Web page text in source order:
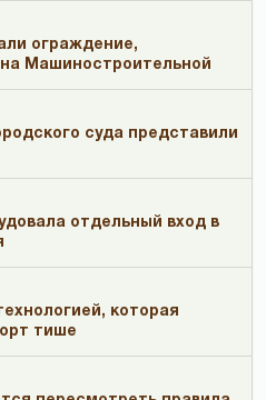
ограждение,
Машиностроительной
суда представили
отдельный вход в
которая
тише